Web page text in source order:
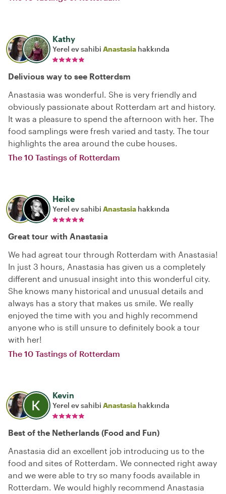
Kathy
Yerel ev sahibi Anastasia hakkında
Delivious way to see Rotterdsm
Anastasia was wonderful. She is very friendly and
obviously passionate about Rotterdam art and history.
It was a pleasure to spend the afternoon with her. The
food samplings were fresh varied and tasty. The tour
highlights the area around the cube houses.
The 10 Tastings of Rotterdam
Heike
Yerel ev sahibi Anastasia hakkında
Great tour with Anastasia
We had agreat tour through Rotterdam with Anastasia!
In just 3 hours, Anastasia has given us a completely
different and unusual insight into this wonderful city.
She knows many historical and unusual details and
always has a story that makes us smile. We really
enjoyed the time with you and highly recommend
anyone who is still unsure to definitely book a tour
with her!
The 10 Tastings of Rotterdam
Kevin
Yerel ev sahibi Anastasia hakkında
Best of the Netherlands (Food and Fun)
Anastasia did an excellent job introducing us to the
food and sites of Rotterdam. We connected right away
and we were able to try so many foods available in
Rotterdam. We would highly recommend Anastasia